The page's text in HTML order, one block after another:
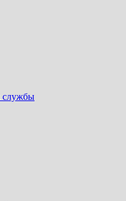
службы